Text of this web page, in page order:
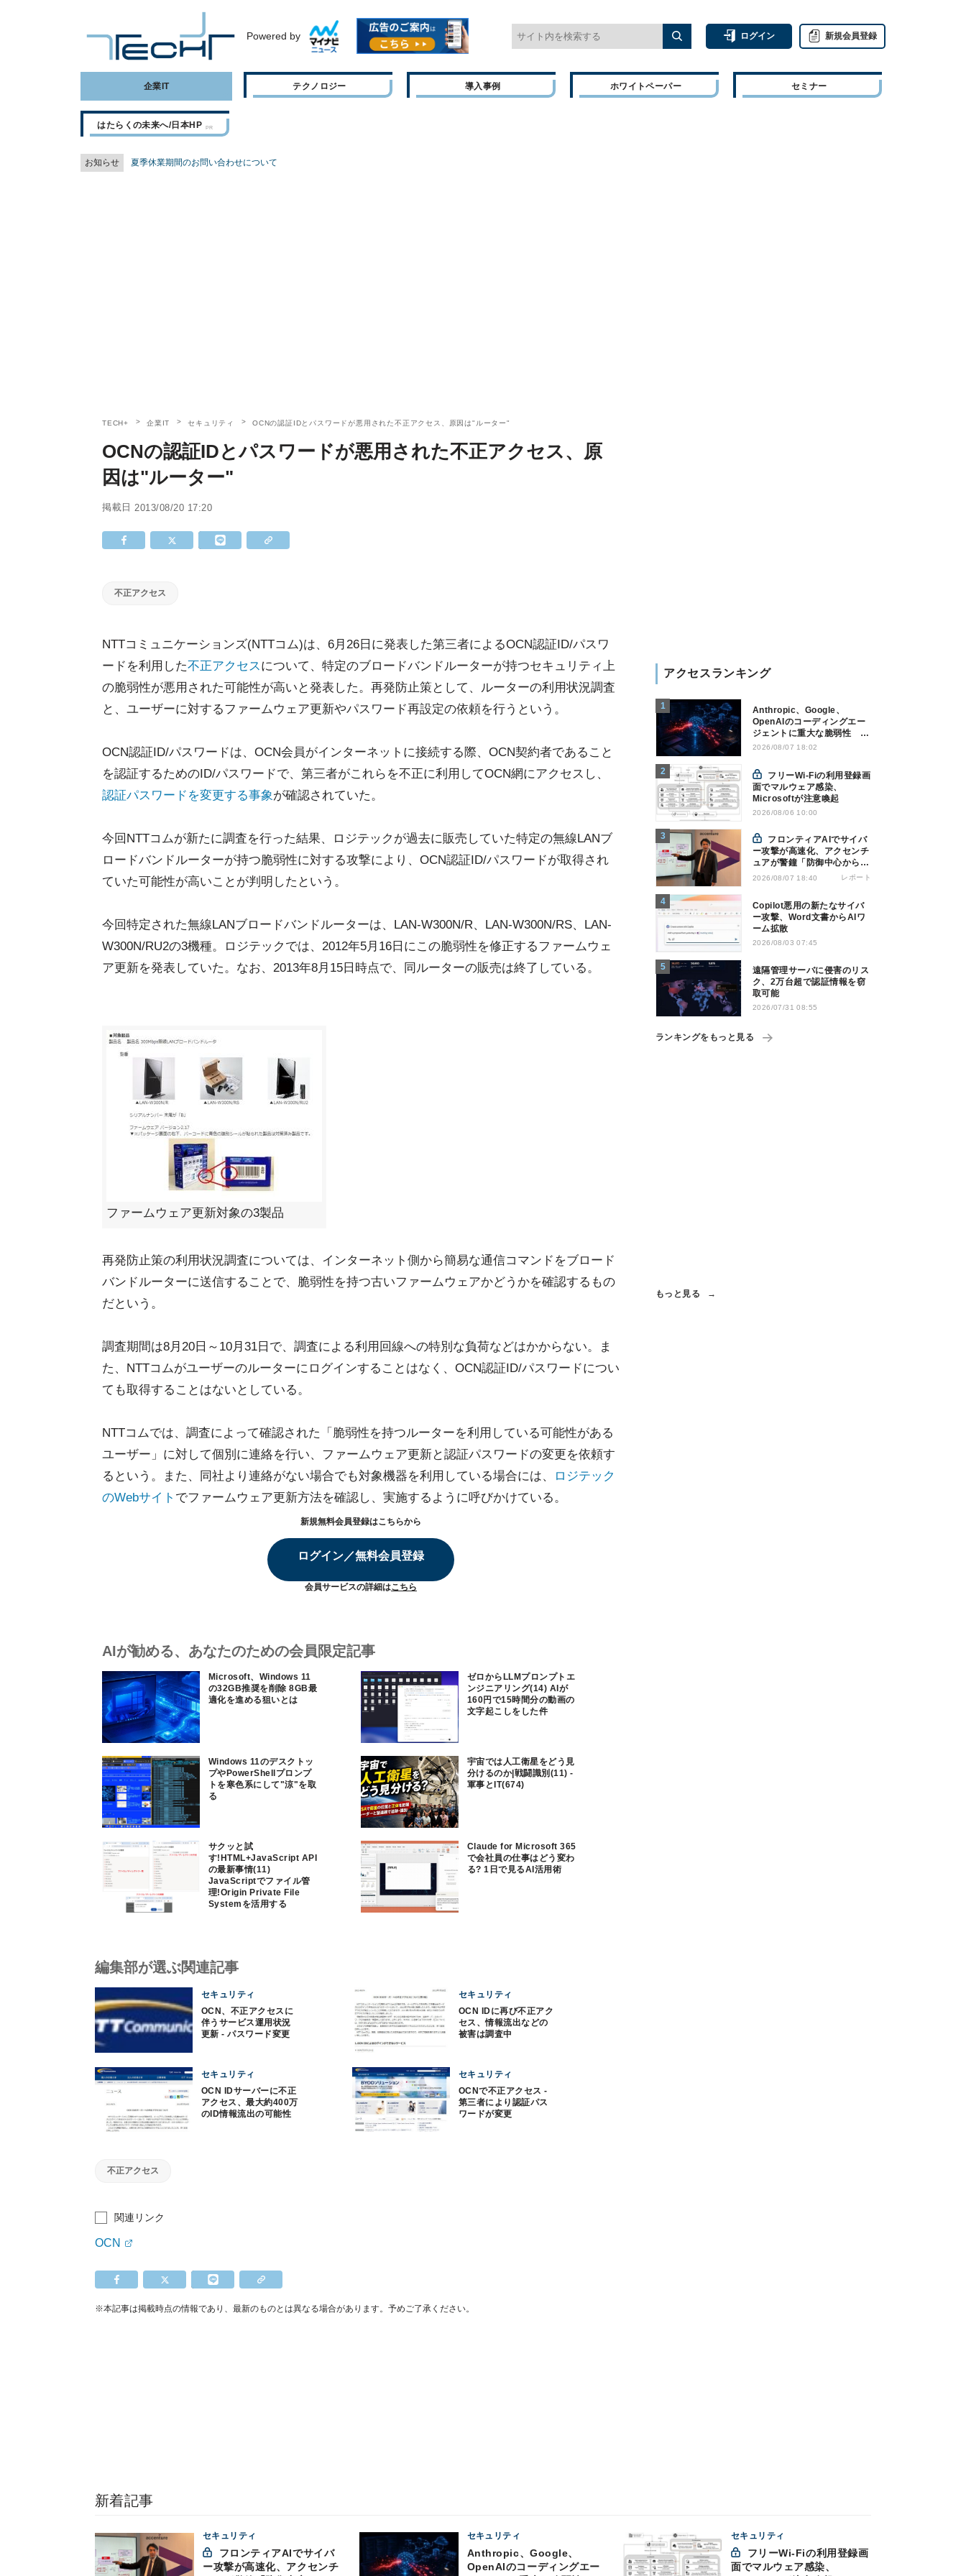
Powered by ログイン 新規会員登録
企業IT テクノロジー 導入事例 ホワイトペーパー セミナー
はたらくの未来へ/日本HP
お知らせ 夏季休業期間のお問い合わせについて
TECH+ 企業IT セキュリティ OCNの認証IDとパスワードが悪用された不正アクセス、原因は"ルーター"
OCNの認証IDとパスワードが悪用された不正アクセス、原
因は"ルーター"
掲載日 2013/08/20 17:20
不正アクセス
NTTコミュニケーションズ(NTTコム)は、6月26日に発表した第三者によるOCN認証ID/パスワ
ードを利用した不正アクセスについて、特定のブロードバンドルーターが持つセキュリティ上
の脆弱性が悪用された可能性が高いと発表した。再発防止策として、ルーターの利用状況調査
と、ユーザーに対するファームウェア更新やパスワード再設定の依頼を行うという。
OCN認証ID/パスワードは、OCN会員がインターネットに接続する際、OCN契約者であること
を認証するためのID/パスワードで、第三者がこれらを不正に利用してOCN網にアクセスし、
認証パスワードを変更する事象が確認されていた。
今回NTTコムが新たに調査を行った結果、ロジテックが過去に販売していた特定の無線LANブ
ロードバンドルーターが持つ脆弱性に対する攻撃により、OCN認証ID/パスワードが取得され
ていた可能性が高いことが判明したという。
今回特定された無線LANブロードバンドルーターは、LAN-W300N/R、LAN-W300N/RS、LAN-
W300N/RU2の3機種。ロジテックでは、2012年5月16日にこの脆弱性を修正するファームウェ
ア更新を発表していた。なお、2013年8月15日時点で、同ルーターの販売は終了している。
ファームウェア更新対象の3製品
再発防止策の利用状況調査については、インターネット側から簡易な通信コマンドをブロード
バンドルーターに送信することで、脆弱性を持つ古いファームウェアかどうかを確認するもの
だという。
調査期間は8月20日～10月31日で、調査による利用回線への特別な負荷などはかからない。ま
た、NTTコムがユーザーのルーターにログインすることはなく、OCN認証ID/パスワードについ
ても取得することはないとしている。
NTTコムでは、調査によって確認された「脆弱性を持つルーターを利用している可能性がある
ユーザー」に対して個別に連絡を行い、ファームウェア更新と認証パスワードの変更を依頼す
るという。また、同社より連絡がない場合でも対象機器を利用している場合には、
ロジテック
のWebサイト でファームウェア更新方法を確認し、実施するように呼びかけている。
新規無料会員登録はこちらから
ログイン／無料会員登録
会員サービスの詳細はこちら
AIが勧める、あなたのための会員限定記事
Microsoft、Windows 11
の32GB推奨を削除 8GB最
適化を進める狙いとは
ゼロからLLMプロンプトエ
ンジニアリング(14) AIが
160円で15時間分の動画の
文字起こしをした件
Windows 11のデスクトッ
プやPowerShellプロンプ
トを寒色系にして"涼"を取
る
宇宙では人工衛星をどう見
分けるのか|戦闘識別(11) -
軍事とIT(674)
サクッと試
す!HTML+JavaScript API
の最新事情(11)
JavaScriptでファイル管
理!Origin Private File
Systemを活用する
Claude for Microsoft 365
で会社員の仕事はどう変わ
る? 1日で見るAI活用術
アクセスランキング
Anthropic、Google、
OpenAIのコーディングエー
ジェントに重大な脆弱性 認
証情報窃取などの恐れ
2026/08/07 18:02
面でマルウェア感染、
Microsoftが注意喚起
2026/08/06 10:00
ー攻撃が高速化、アクセンチ
ュアが警鐘「防御中心からの
脱却を」
2026/08/07 18:40 レポート
Copilot悪用の新たなサイバ
ー攻撃、Word文書からAIワ
ーム拡散
2026/08/03 07:45
遠隔管理サーバに侵害のリス
ク、2万台超で認証情報を窃
取可能
2026/07/31 08:55
ランキングをもっと見る
もっと見る
編集部が選ぶ関連記事
セキュリティ
OCN、不正アクセスに
伴うサービス運用状況
更新 - パスワード変更
セキュリティ
OCN IDに再び不正アク
セス、情報流出などの
被害は調査中
セキュリティ
OCN IDサーバーに不正
アクセス、最大約400万
のID情報流出の可能性
セキュリティ
OCNで不正アクセス -
第三者により認証パス
ワードが変更
不正アクセス
関連リンク
OCN
※本記事は掲載時点の情報であり、最新のものとは異なる場合があります。予めご了承ください。
新着記事
セキュリティ
ー攻撃が高速化、アクセンチ
セキュリティ
Anthropic、Google、
OpenAIのコーディングエー
セキュリティ
面でマルウェア感染、